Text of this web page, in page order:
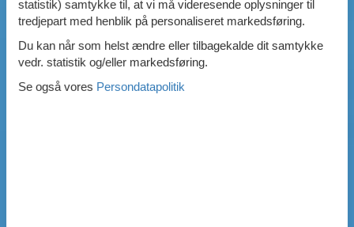
statistik) samtykke til, at vi må videresende oplysninger til
tredjepart med henblik på personaliseret markedsføring.
Du kan når som helst ændre eller tilbagekalde dit samtykke
vedr. statistik og/eller markedsføring.
Se også vores Persondatapolitik